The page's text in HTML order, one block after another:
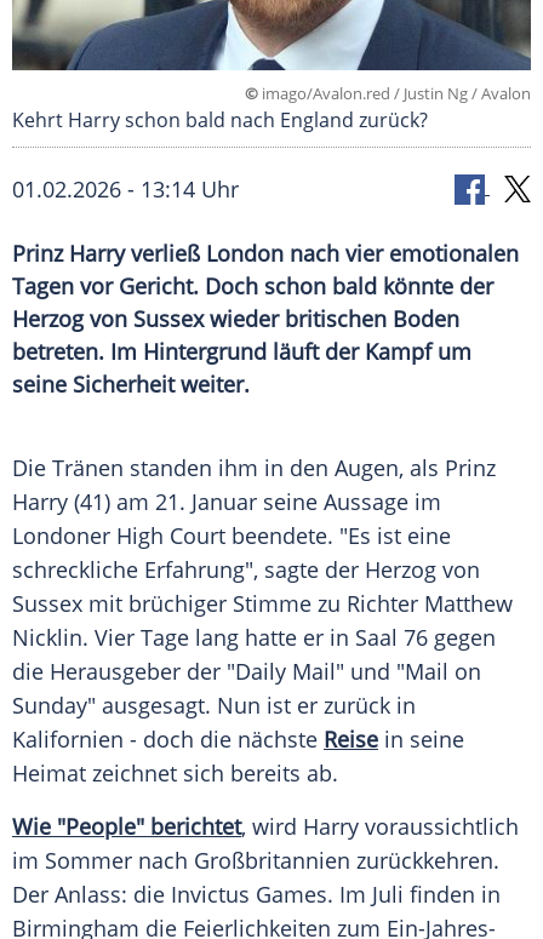
© imago/Avalon.red / Justin Ng / Avalon
Kehrt Harry schon bald nach England zurück?
01.02.2026 - 13:14 Uhr
Prinz Harry verließ London nach vier emotionalen
Tagen vor Gericht. Doch schon bald könnte der
Herzog von Sussex wieder britischen Boden
betreten. Im Hintergrund läuft der Kampf um
seine Sicherheit weiter.
Die Tränen standen ihm in den Augen, als Prinz
Harry (41) am 21. Januar seine Aussage im
Londoner High Court beendete. "Es ist eine
schreckliche Erfahrung", sagte der Herzog von
Sussex mit brüchiger Stimme zu Richter Matthew
Nicklin. Vier Tage lang hatte er in Saal 76 gegen
die Herausgeber der "Daily Mail" und "Mail on
Sunday" ausgesagt. Nun ist er zurück in
Kalifornien - doch die nächste Reise in seine
Heimat zeichnet sich bereits ab.
Wie "People" berichtet, wird Harry voraussichtlich
im Sommer nach Großbritannien zurückkehren.
Der Anlass: die Invictus Games. Im Juli finden in
Birmingham die Feierlichkeiten zum Ein-Jahres-